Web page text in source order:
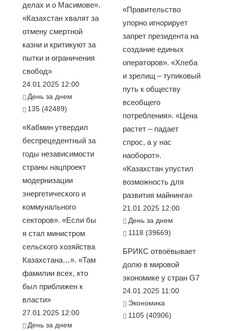
делах и о Масимове».
«Казахстан хвалят за
отмену смертной
казни и критикуют за
пытки и ограничения
свобод»
24.01.2025 12:00
День за днем
135 (42489)
«Кабмин утвердил
беспрецедентный за
годы независимости
страны нацпроект
модернизации
энергетического и
коммунального
секторов». «Если бы
я стал министром
сельского хозяйства
Казахстана…». «Там
фамилии всех, кто
был приближен к
власти»
27.01.2025 12:00
День за днем
«Правительство
упорно игнорирует
запрет президента на
создание единых
операторов». «Хлеба
и зрелищ – тупиковый
путь к обществу
всеобщего
потребления». «Цена
растет – падает
спрос, а у нас
наоборот».
«Казахстан упустил
возможность для
развития майнинга»
21.01.2025 12:00
День за днем
1118 (39669)
БРИКС отвоёвывает
долю в мировой
экономике у стран G7
24.01.2025 11:00
Экономика
1105 (40906)